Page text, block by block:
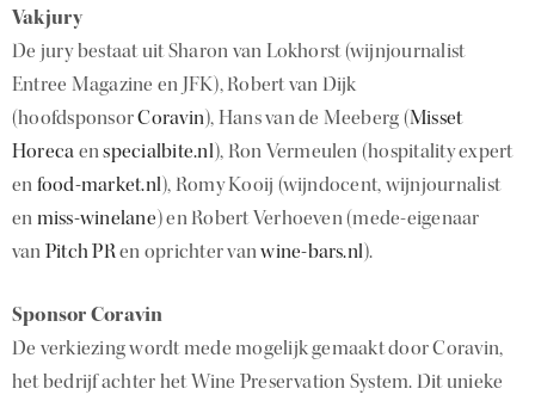
Vakjury
De jury bestaat uit Sharon van Lokhorst (wijnjournalist
Entree Magazine en JFK), Robert van Dijk
(hoofdsponsorCoravin), Hans van de Meeberg (Misset
Horecaenspecialbite.nl), Ron Vermeulen (hospitality expert
enfood-market.nl), Romy Kooij (wijndocent, wijnjournalist
enmiss-winelane) en Robert Verhoeven (mede-eigenaar
vanPitch PRen oprichter vanwine-bars.nl).
Sponsor Coravin
De verkiezing wordt mede mogelijk gemaakt door Coravin,
het bedrijf achter het Wine Preservation System. Dit unieke